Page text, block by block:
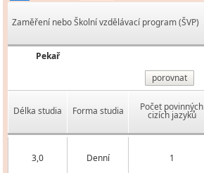
Zaměření nebo Školní vzdělávací program (ŠVP)
Pekař
porovnat
Délka studia Forma studia Počet povinných
cizích jazyků
3,0 Denní 1